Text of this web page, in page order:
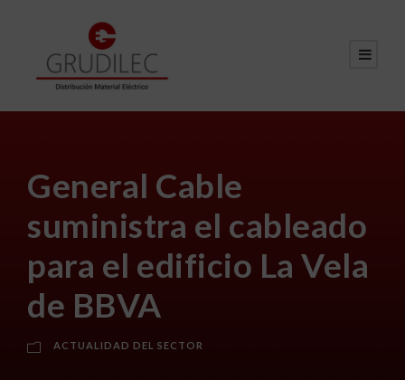
General Cable
suministra el cableado
para el edificio La Vela
de BBVA
ACTUALIDAD DEL SECTOR